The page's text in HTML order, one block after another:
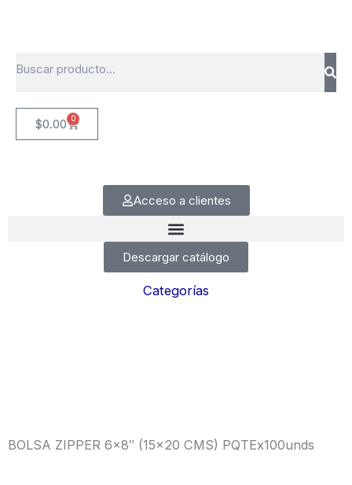
$0.00 0
Cart
Categorías
Descargar catálogo
Acceso a clientes
BOLSA ZIPPER 6×8″ (15×20 CMS) PQTEx100unds